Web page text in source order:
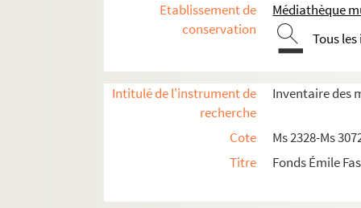
Etablissement de
conservation
Médiathèque
Tous
Intitulé de l'instrument de
recherche
Inventaire des
Cote
Ms 2328-Ms
Titre
Fonds Émile
Documents et travaux d'Émile Fassin
Rues d'Arles, topographie
Littérature, langue provençale, félibrige
Ms 2350. Romans arlésiens, Emile